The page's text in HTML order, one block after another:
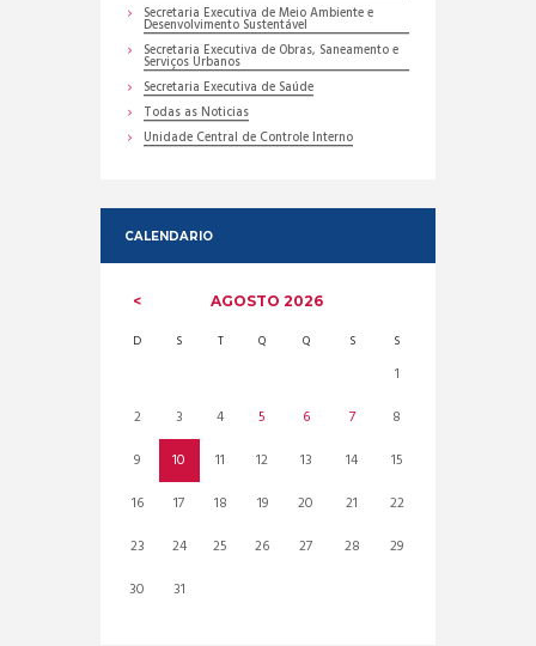
Secretaria Executiva de Meio Ambiente e
Desenvolvimento Sustentável
Secretaria Executiva de Obras, Saneamento e
Serviços Urbanos
Secretaria Executiva de Saúde
Todas as Noticias
Unidade Central de Controle Interno
CALENDARIO
AGOSTO2026
D S T Q Q S S
1
2
3 4 5 6 7
8
9
10 11 12 13 14
15
16
17 18 19 20 21
22
23
24 25 26 27 28
29
30
31